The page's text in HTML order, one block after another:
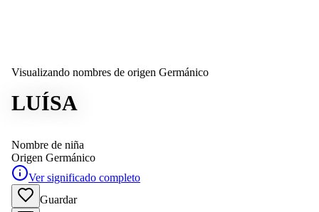
Visualizando nombres de origen Germánico
LUÍSA
Nombre de niña
Origen Germánico
Ver significado completo
Guardar